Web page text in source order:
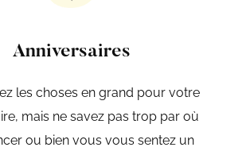
Anniversaires
les choses en grand pour votre
mais ne savez pas trop par où
ou bien vous vous sentez un